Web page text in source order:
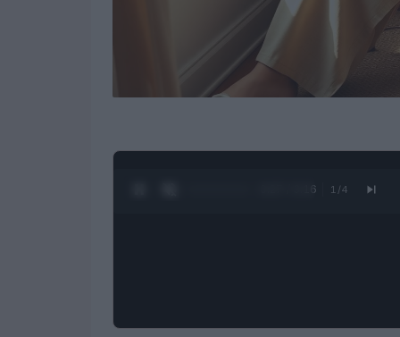
0:28 / 3:16 1 /4